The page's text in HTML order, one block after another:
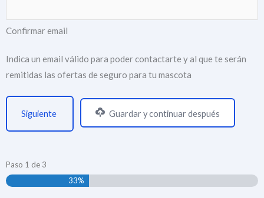
Confirmar email
Indica un email válido para poder contactarte y al que te serán
remitidas las ofertas de seguro para tu mascota
Guardar y continuar después
Paso 1 de 3
33%